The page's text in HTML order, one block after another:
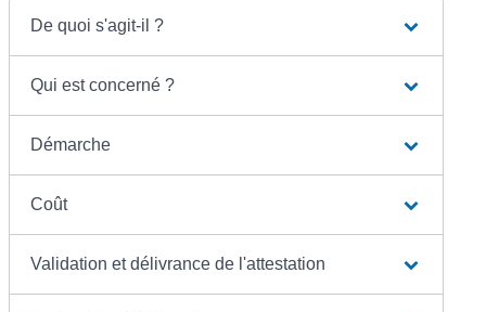
De quoi s'agit-il ?
Qui est concerné ?
Démarche
Coût
Validation et délivrance de l'attestation